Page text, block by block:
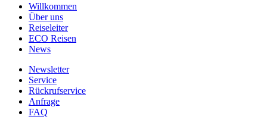
Willkommen
Über uns
Reiseleiter
ECO Reisen
News
Newsletter
Service
Rückrufservice
Anfrage
FAQ